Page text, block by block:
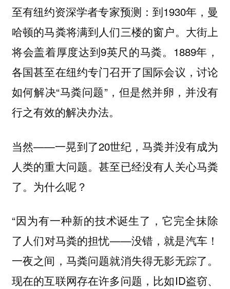
至有纽约资深学者专家预测：到1930年，曼
哈顿的马粪将满到人们三楼的窗户。大街上
将会盖着厚度达到9英尺的马粪。1889年，
各国甚至在纽约专门召开了国际会议，讨论
如何解决“马粪问题”，但是然并卵，并没有
行之有效的解决办法。
当然——一晃到了20世纪，马粪并没有成为
人类的重大问题。甚至已经没有人关心马粪
了。为什么呢？
“因为有一种新的技术诞生了，它完全抹除
了人们对马粪的担忧——没错，就是汽车！
一夜之间，马粪问题就消失得无影无踪了。
现在的互联网存在许多问题，比如ID盗窃、